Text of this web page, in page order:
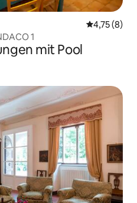
4,75 (8)
1
mit Pool